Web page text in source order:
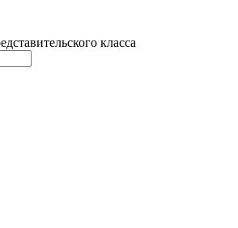
класса